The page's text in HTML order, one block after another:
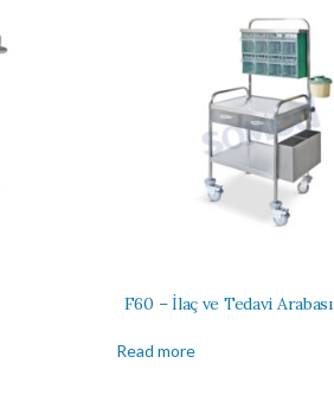
F60 – İlaç ve Tedavi Arabası
Read more